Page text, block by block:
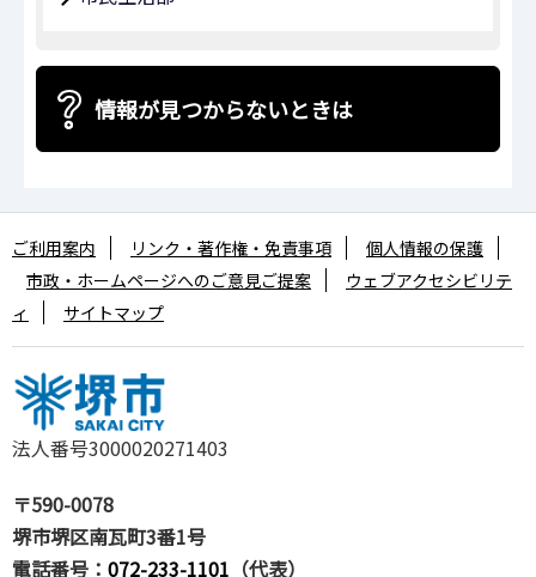
情報が見つからないときは
法人番号3000020271403
〒590-0078
堺市堺区南瓦町3番1号
電話番号： 072-233-1101 （代表）
ご利用案内 リンク・著作権・免責事項
個人情報の保護
市政・ホームページへのご意見ご提案
ウェブアクセシビリテ
ィ
サイトマップ